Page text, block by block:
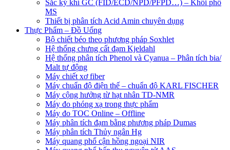
Sắc ký khí GC (FID/ECD/NPD/PFPD…) – Khối phổ
MS
Thiết bị phân tích Acid Amin chuyên dụng
Thực Phẩm – Đồ Uống
Bộ chiết béo theo phương pháp Soxhlet
Hệ thống chưng cất đạm Kjeldahl
Hệ thống phân tích Phenol và Cyanua – Phân tích bia/
Malt tự động
Máy chiết xơ fiber
Máy chuẩn độ điện thế – chuẩn độ KARL FISCHER
Máy cộng hưởng từ hạt nhân TD-NMR
Máy đo phóng xạ trong thực phẩm
Máy đo TOC Online – Offline
Máy phân tích đạm bằng phương pháp Dumas
Máy phân tích Thủy ngân Hg
Máy quang phổ cận hồng ngoại NIR